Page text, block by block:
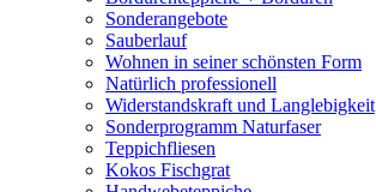
Sonderangebote
Sauberlauf
Wohnen in seiner schönsten Form
Natürlich professionell
Widerstandskraft und Langlebigkeit
Sonderprogramm Naturfaser
Teppichfliesen
Kokos Fischgrat